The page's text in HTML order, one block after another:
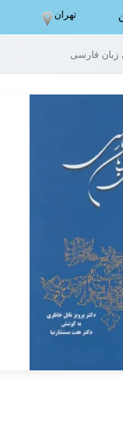
تهران
زبان فارسی